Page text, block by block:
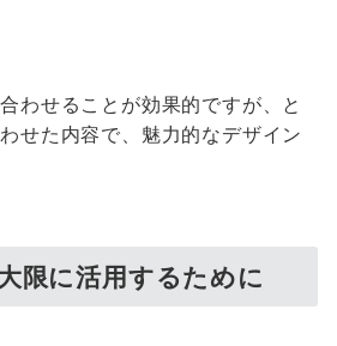
わせることが効果的ですが、と
せた内容で、魅力的なデザイン
限に活用するために